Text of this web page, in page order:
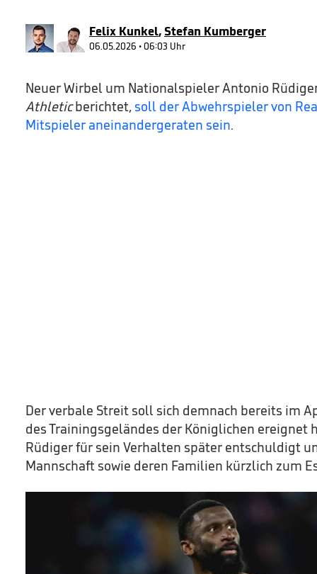
Felix Kunkel,Stefan Kumberger
06.05.2026 • 06:03 Uhr
Neuer Wirbel um Nationalspieler Antonio
Athleticberichtet, soll der Abwehrspieler von
Mitspieler aneinandergeraten sein.
Der verbale Streit soll sich demnach bereits im
des Trainingsgeländes der Königlichen ereignet
Rüdiger für sein Verhalten später entschuldigt
Mannschaft sowie deren Familien kürzlich zum